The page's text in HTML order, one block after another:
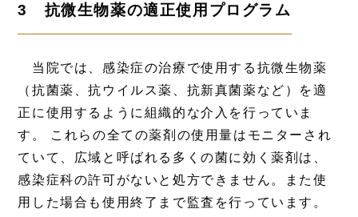
3 抗微生物薬の適正使用プログラム
当院では、感染症の治療で使用する抗微生物薬
（抗菌薬、抗ウイルス薬、抗新真菌薬など）を適
正に使用するように組織的な介入を行っていま
す。 これらの全ての薬剤の使用量はモニターされ
ていて、広域と呼ばれる多くの菌に効く薬剤は、
感染症科の許可がないと処方できません。また使
用した場合も使用終了まで監査を行っています。